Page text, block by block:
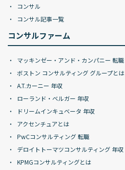
コンサル
コンサル記事一覧
コンサルファーム
マッキンゼー・アンド・カンパニー 転職
ボストン コンサルティング グループとは
A.T.カーニー 年収
ローランド・ベルガー 年収
ドリームインキュベータ 年収
アクセンチュアとは
PwCコンサルティング 転職
デロイトトーマツコンサルティング 年収
KPMGコンサルティングとは